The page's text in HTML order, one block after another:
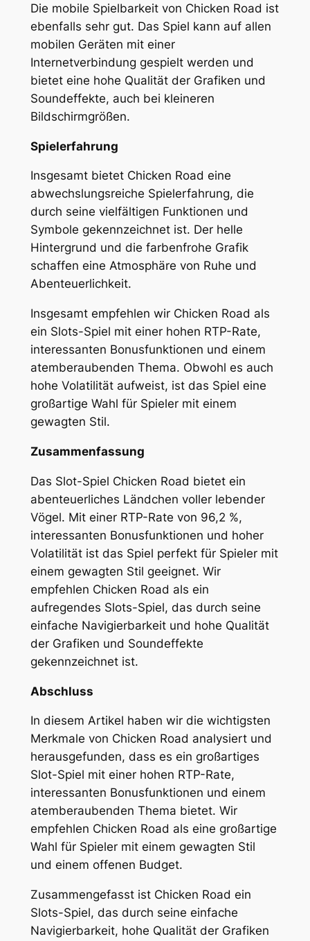
Die mobile Spielbarkeit von Chicken Road ist
ebenfalls sehr gut. Das Spiel kann auf allen
mobilen Geräten mit einer
Internetverbindung gespielt werden und
bietet eine hohe Qualität der Grafiken und
Soundeffekte, auch bei kleineren
Bildschirmgrößen.
Spielerfahrung
Insgesamt bietet Chicken Road eine
abwechslungsreiche Spielerfahrung, die
durch seine vielfältigen Funktionen und
Symbole gekennzeichnet ist. Der helle
Hintergrund und die farbenfrohe Grafik
schaffen eine Atmosphäre von Ruhe und
Abenteuerlichkeit.
Insgesamt empfehlen wir Chicken Road als
ein Slots-Spiel mit einer hohen RTP-Rate,
interessanten Bonusfunktionen und einem
atemberaubenden Thema. Obwohl es auch
hohe Volatilität aufweist, ist das Spiel eine
großartige Wahl für Spieler mit einem
gewagten Stil.
Zusammenfassung
Das Slot-Spiel Chicken Road bietet ein
abenteuerliches Ländchen voller lebender
Vögel. Mit einer RTP-Rate von 96,2 %,
interessanten Bonusfunktionen und hoher
Volatilität ist das Spiel perfekt für Spieler mit
einem gewagten Stil geeignet. Wir
empfehlen Chicken Road als ein
aufregendes Slots-Spiel, das durch seine
einfache Navigierbarkeit und hohe Qualität
der Grafiken und Soundeffekte
gekennzeichnet ist.
Abschluss
In diesem Artikel haben wir die wichtigsten
Merkmale von Chicken Road analysiert und
herausgefunden, dass es ein großartiges
Slot-Spiel mit einer hohen RTP-Rate,
interessanten Bonusfunktionen und einem
atemberaubenden Thema bietet. Wir
empfehlen Chicken Road als eine großartige
Wahl für Spieler mit einem gewagten Stil
und einem offenen Budget.
Zusammengefasst ist Chicken Road ein
Slots-Spiel, das durch seine einfache
Navigierbarkeit, hohe Qualität der Grafiken